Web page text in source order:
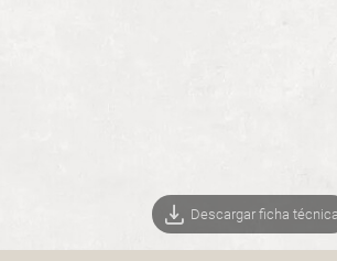
Descargar ficha